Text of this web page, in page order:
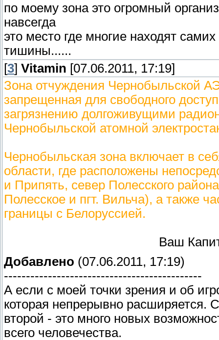
по моему зона это огромный
навсегда
это место где многие находят
тишины......
[3] Vitamin [07.06.2011, 17:19]
Зона отчуждения Чернобыльской
запрещенная для свободного
загрязнению долгоживущими
Чернобыльской атомной
Чернобыльская зона включает в
области, где расположены
и Припять, север Полесского
Полесское и пгт. Вильча), а также
границы с Белоруссией.
Ваш
Добавлено (07.06.2011, 17:19)
---------------------------------------------
А если с моей точки зрения и об
которая непрерывно расширяется.
второй - это много новых
всего человечества.